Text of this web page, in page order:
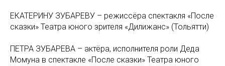
ЕКАТЕРИНУ ЗУБАРЕВУ – режиссёра спектакля «После
сказки» Театра юного зрителя «Дилижанс» (Тольятти)
ПЕТРА ЗУБАРЕВА – актёра, исполнителя роли Деда
Момуна в спектакле «После сказки» Театра юного